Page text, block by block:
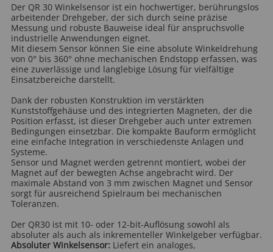
Der QR 30 Winkelsensor ist ein hochwertiger, berührungslos
arbeitender Drehgeber, der sich durch seine präzise
Messung und robuste Bauweise ideal für anspruchsvolle
industrielle Anwendungen eignet.
Mit diesem Sensor können Sie eine absolute Winkeldrehung
von 0° bis 360° ohne mechanischen Endstopp erfassen, was
eine zuverlässige und langlebige Lösung für vielfältige
Einsatzbereiche darstellt.
Dank der robusten Konstruktion im verstärkten
Kunststoffgehäuse und des integrierten Magneten, der die
Position erfasst, ist dieser Drehgeber auch unter extremen
Bedingungen einsetzbar. Die kompakte Bauform ermöglicht
eine einfache Integration in verschiedenste Anlagen und
Systeme.
Sensor und Magnet werden getrennt montiert, wobei der
Magnet auf der bewegten Achse angebracht wird. Der
maximale Abstand von 3 mm zwischen Magnet und Sensor
sorgt für ausreichend Spielraum bei mechanischen
Toleranzen.
Der QR30 ist mit 10- oder 12-bit-Auflösung sowohl als
absoluter als auch als inkrementeller Winkelgeber verfügbar.
Absoluter Winkelsensor: Liefert ein analoges,